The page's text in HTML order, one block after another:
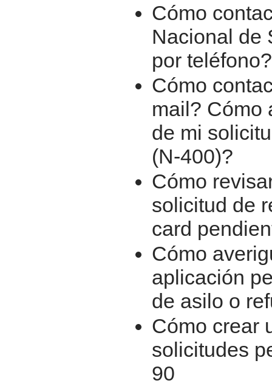
Cómo
Nacional de
por teléfono?
Cómo
mail? Cómo
de mi
(N-400)?
Cómo
solicitud de
card
Cómo
aplicación
de asilo o
Cómo crear
solicitudes
90